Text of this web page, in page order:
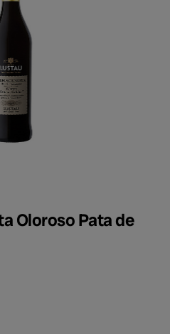
Oloroso Pata de